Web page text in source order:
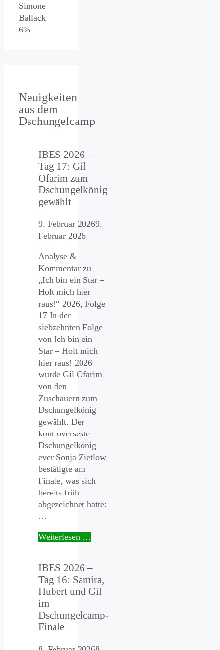
Simone
Ballack
6%
Neuigkeiten
aus dem
Dschungelcamp
IBES 2026 –
Tag 17: Gil
Ofarim zum
Dschungelkönig
gewählt
9. Februar 20269.
Februar 2026
Analyse &
Kommentar zu
„Ich bin ein Star –
Holt mich hier
raus!“ 2026, Folge
17 In der
siebzehnten Folge
von Ich bin ein
Star – Holt mich
hier raus! 2026
wurde Gil Ofarim
von den
Zuschauern zum
Dschungelkönig
gewählt. Der
kontroverseste
Dschungelkönig
ever Sonja Zietlow
bestätigte am
Finale, was sich
bereits früh
abgezeichnet hatte:
…
Weiterlesen …
IBES 2026 –
Tag 16: Samira,
Hubert und Gil
im
Dschungelcamp-
Finale